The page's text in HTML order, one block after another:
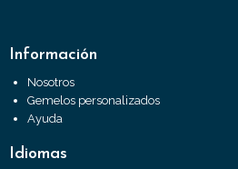
Información
Nosotros
Gemelos personalizados
Ayuda
Idiomas